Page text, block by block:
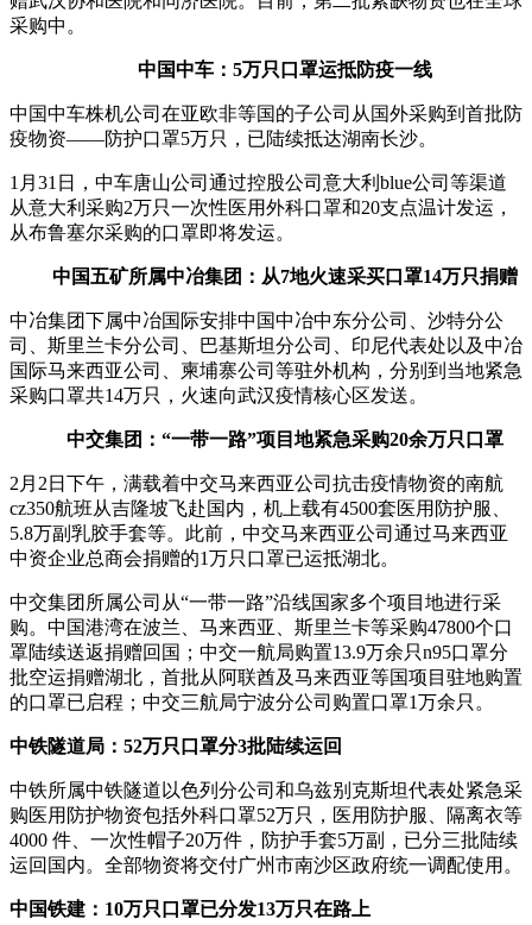
采购中。
中国中车：5万只口罩运抵防疫一线
中国中车株机公司在亚欧非等国的子公司从国外采购到首批防
疫物资——防护口罩5万只，已陆续抵达湖南长沙。
1月31日，中车唐山公司通过控股公司意大利blue公司等渠道
从意大利采购2万只一次性医用外科口罩和20支点温计发运，
从布鲁塞尔采购的口罩即将发运。
中国五矿所属中冶集团：从7地火速采买口罩14万只捐赠
中冶集团下属中冶国际安排中国中冶中东分公司、沙特分公
司、斯里兰卡分公司、巴基斯坦分公司、印尼代表处以及中冶
国际马来西亚公司、柬埔寨公司等驻外机构，分别到当地紧急
采购口罩共14万只，火速向武汉疫情核心区发送。
中交集团：“一带一路”项目地紧急采购20余万只口罩
2月2日下午，满载着中交马来西亚公司抗击疫情物资的南航
cz350航班从吉隆坡飞赴国内，机上载有4500套医用防护服、
5.8万副乳胶手套等。此前，中交马来西亚公司通过马来西亚
中资企业总商会捐赠的1万只口罩已运抵湖北。
中交集团所属公司从“一带一路”沿线国家多个项目地进行采
购。中国港湾在波兰、马来西亚、斯里兰卡等采购47800个口
罩陆续送返捐赠回国；中交一航局购置13.9万余只n95口罩分
批空运捐赠湖北，首批从阿联酋及马来西亚等国项目驻地购置
的口罩已启程；中交三航局宁波分公司购置口罩1万余只。
中铁隧道局：52万只口罩分3批陆续运回
中铁所属中铁隧道以色列分公司和乌兹别克斯坦代表处紧急采
购医用防护物资包括外科口罩52万只，医用防护服、隔离衣等
4000 件、一次性帽子20万件，防护手套5万副，已分三批陆续
运回国内。全部物资将交付广州市南沙区政府统一调配使用。
中国铁建：10万只口罩已分发13万只在路上